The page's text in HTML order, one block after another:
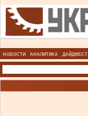
НОВОСТИ АНАЛИТИКА ДАЙДЖЕСТ